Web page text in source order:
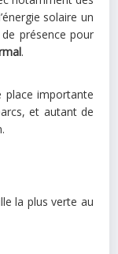
solaire un
présence pour
.
place importante
et autant de
la plus verte au